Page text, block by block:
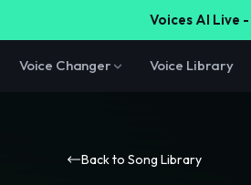
Voices AI Live -
Voice Changer Voice Library
Back to Song Library